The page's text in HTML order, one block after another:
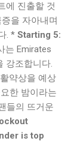
에 진출할 것
을 자아내며
. * Starting 5:
는 Emirates
강조합니다.
약상을 예상
한 밤이라는
들의 뜨거운
is top